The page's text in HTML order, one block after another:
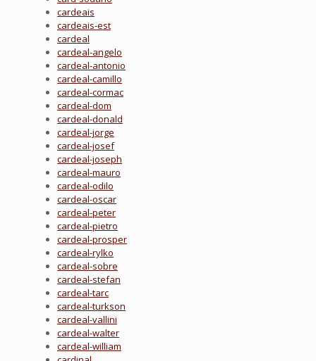
cardeais
cardeais-est
cardeal
cardeal-angelo
cardeal-antonio
cardeal-camillo
cardeal-cormac
cardeal-dom
cardeal-donald
cardeal-jorge
cardeal-josef
cardeal-joseph
cardeal-mauro
cardeal-odilo
cardeal-oscar
cardeal-peter
cardeal-pietro
cardeal-prosper
cardeal-rylko
cardeal-sobre
cardeal-stefan
cardeal-tarc
cardeal-turkson
cardeal-vallini
cardeal-walter
cardeal-william